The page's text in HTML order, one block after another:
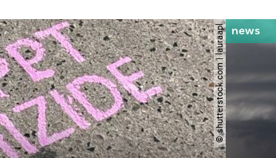
© shutterstock.com | lauraapl